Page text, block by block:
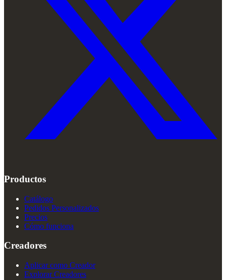
Productos
Catálogo
Pedidos Personalizados
Precios
Cómo funciona
Creadores
Aplicar como Creador
Explorar Creadores